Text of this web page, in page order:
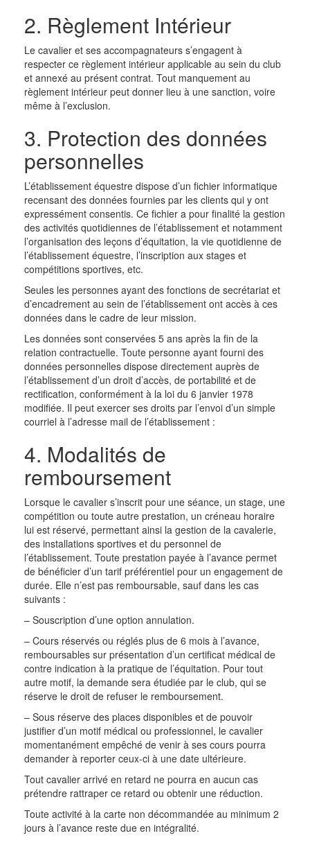
2. Règlement Intérieur
Le cavalier et ses accompagnateurs s’engagent à
respecter ce règlement intérieur applicable au sein du club
et annexé au présent contrat. Tout manquement au
règlement intérieur peut donner lieu à une sanction, voire
même à l’exclusion.
3. Protection des données
personnelles
L’établissement équestre dispose d’un fichier informatique
recensant des données fournies par les clients qui y ont
expressément consentis. Ce fichier a pour finalité la gestion
des activités quotidiennes de l’établissement et notamment
l’organisation des leçons d’équitation, la vie quotidienne de
l’établissement équestre, l’inscription aux stages et
compétitions sportives, etc.
Seules les personnes ayant des fonctions de secrétariat et
d’encadrement au sein de l’établissement ont accès à ces
données dans le cadre de leur mission.
Les données sont conservées 5 ans après la fin de la
relation contractuelle. Toute personne ayant fourni des
données personnelles dispose directement auprès de
l’établissement d’un droit d’accès, de portabilité et de
rectification, conformément à la loi du 6 janvier 1978
modifiée. Il peut exercer ses droits par l’envoi d’un simple
courriel à l’adresse mail de l’établissement :
4. Modalités de
remboursement
Lorsque le cavalier s’inscrit pour une séance, un stage, une
compétition ou toute autre prestation, un créneau horaire
lui est réservé, permettant ainsi la gestion de la cavalerie,
des installations sportives et du personnel de
l’établissement. Toute prestation payée à l’avance permet
de bénéficier d’un tarif préférentiel pour un engagement de
durée. Elle n’est pas remboursable, sauf dans les cas
suivants :
– Souscription d’une option annulation.
– Cours réservés ou réglés plus de 6 mois à l’avance,
remboursables sur présentation d’un certificat médical de
contre indication à la pratique de l’équitation. Pour tout
autre motif, la demande sera étudiée par le club, qui se
réserve le droit de refuser le remboursement.
– Sous réserve des places disponibles et de pouvoir
justifier d’un motif médical ou professionnel, le cavalier
momentanément empêché de venir à ses cours pourra
demander à reporter ceux-ci à une date ultérieure.
Tout cavalier arrivé en retard ne pourra en aucun cas
prétendre rattraper ce retard ou obtenir une réduction.
Toute activité à la carte non décommandée au minimum 2
jours à l’avance reste due en intégralité.